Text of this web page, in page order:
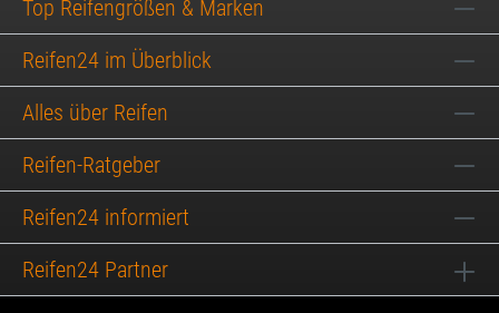
Top Reifengrößen & Marken
Reifen24 im Überblick
Alles über Reifen
Reifen-Ratgeber
Reifen24 informiert
Reifen24 Partner